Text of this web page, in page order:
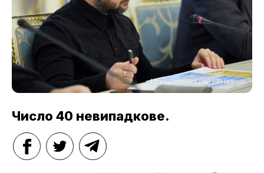
Фото: Зеленський / Telegram
Число 40 невипадкове.